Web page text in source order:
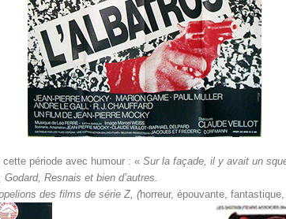
période avec humour : « Sur la façade, il y avait un
Resnais et bien d’autres.
des films de série Z, (horreur, épouvante,